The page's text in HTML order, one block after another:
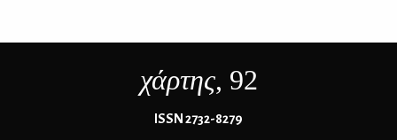
χάρτης, 92
ΙSSN 2732-8279